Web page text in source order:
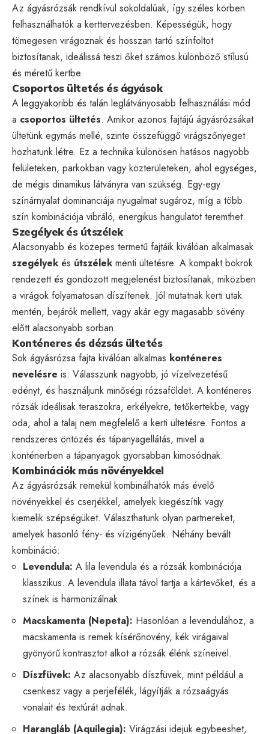
Az ágyásrózsák rendkívül sokoldalúak, így széles körben
felhasználhatók a kerttervezésben. Képességük, hogy
tömegesen virágoznak és hosszan tartó színfoltot
biztosítanak, ideálissá teszi őket számos különböző stílusú
és méretű kertbe.
Csoportos ültetés és ágyások
A leggyakoribb és talán leglátványosabb felhasználási mód
a csoportos ültetés. Amikor azonos fajtájú ágyásrózsákat
ültetünk egymás mellé, szinte összefüggő virágszőnyeget
hozhatunk létre. Ez a technika különösen hatásos nagyobb
felületeken, parkokban vagy közterületeken, ahol egységes,
de mégis dinamikus látványra van szükség. Egy-egy
színárnyalat dominanciája nyugalmat sugároz, míg a több
szín kombinációja vibráló, energikus hangulatot teremthet.
Szegélyek és útszélek
Alacsonyabb és közepes termetű fajtáik kiválóan alkalmasak
szegélyek és útszélek menti ültetésre. A kompakt bokrok
rendezett és gondozott megjelenést biztosítanak, miközben
a virágok folyamatosan díszítenek. Jól mutatnak kerti utak
mentén, bejárók mellett, vagy akár egy magasabb sövény
előtt alacsonyabb sorban.
Konténeres és dézsás ültetés
Sok ágyásrózsa fajta kiválóan alkalmas konténeres
nevelésre is. Válasszunk nagyobb, jó vízelvezetésű
edényt, és használjunk minőségi rózsaföldet. A konténeres
rózsák ideálisak teraszokra, erkélyekre, tetőkertekbe, vagy
oda, ahol a talaj nem megfelelő a kerti ültetésre. Fontos a
rendszeres öntözés és tápanyagellátás, mivel a
konténerben a tápanyagok gyorsabban kimosódnak.
Kombinációk más növényekkel
Az ágyásrózsák remekül kombinálhatók más évelő
növényekkel és cserjékkel, amelyek kiegészítik vagy
kiemelik szépségüket. Választhatunk olyan partnereket,
amelyek hasonló fény- és vízigényűek. Néhány bevált
kombináció:
Levendula: A lila levendula és a rózsák kombinációja
klasszikus. A levendula illata távol tartja a kártevőket, és a
színek is harmonizálnak.
Macskamenta (Nepeta): Hasonlóan a levendulához, a
macskamenta is remek kísérőnövény, kék virágaival
gyönyörű kontrasztot alkot a rózsák élénk színeivel.
Díszfüvek: Az alacsonyabb díszfüvek, mint például a
csenkesz vagy a perjefélék, lágyítják a rózsaágyás
vonalait és textúrát adnak.
Harangláb (Aquilegia): Virágzási idejük egybeeshet,